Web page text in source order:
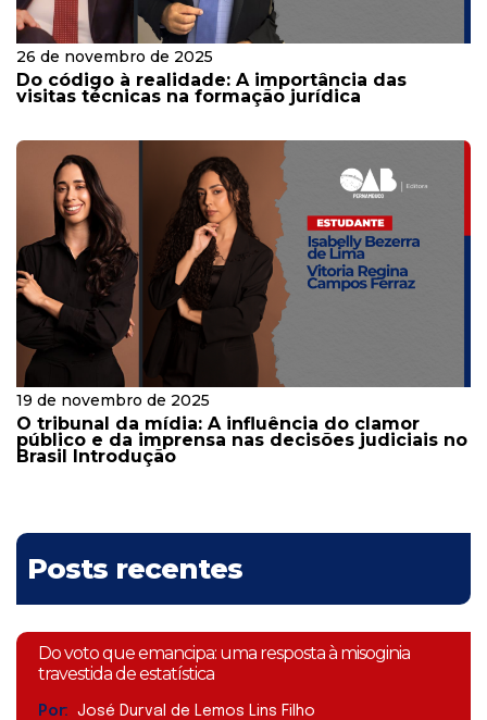
26 de novembro de 2025
Do código à realidade: A importância das
visitas técnicas na formação jurídica
19 de novembro de 2025
O tribunal da mídia: A influência do clamor
público e da imprensa nas decisões judiciais no
Brasil Introdução
Posts recentes
Do voto que emancipa: uma resposta à misoginia
travestida de estatística
Por: José Durval de Lemos Lins Filho